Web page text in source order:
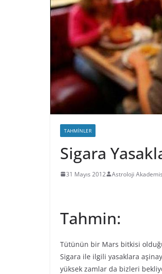
TAHMINLER
Sigara
31 Mayıs 2012 Astroloji
Tahmin:
Tütünün bir Mars bitkisi
Sigara ile ilgili yasaklara
yüksek zamlar da bizleri